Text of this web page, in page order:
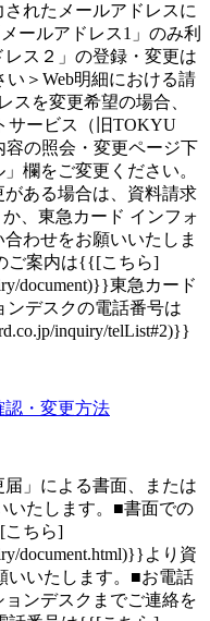
れたメールアドレスに
ールアドレス1」のみ利
ス２」の登録・変更は
＞Web明細における請
スを変更希望の場合、
サービス（旧TOKYU
容の照会・変更ページ下
欄をご変更ください。
ある場合は、資料請求
、東急カード インフォ
わせをお願いいたしま
ご案内は{{[こちら]
document)}}東急カード
ンデスクの電話番号は
inquiry/telList#2)}}
認・変更方法
」による書面、または
いたします。■書面での
ちら]
document.html)}}より資
いいたします。■お電話
ンデスクまでご連絡を